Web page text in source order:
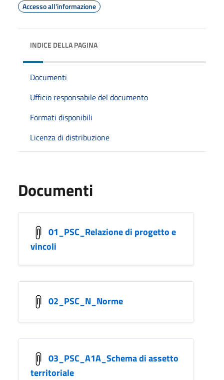
Accesso all'informazione
INDICE DELLA PAGINA
Documenti
Ufficio responsabile del documento
Formati disponibili
Licenza di distribuzione
Documenti
01_PSC_Relazione di progetto e
vincoli
02_PSC_N_Norme
03_PSC_A1A_Schema di assetto
territoriale